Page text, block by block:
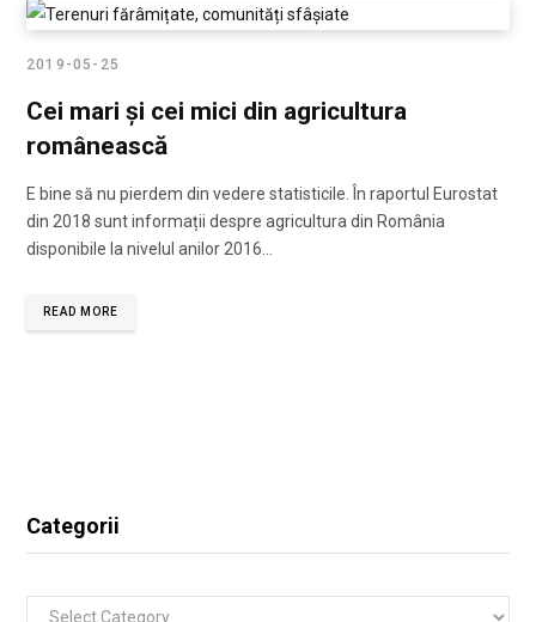
2019-05-25
Cei mari și cei mici din agricultura
românească
E bine să nu pierdem din vedere statisticile. În raportul Eurostat
din 2018 sunt informații despre agricultura din România
disponibile la nivelul anilor 2016…
READ MORE
Categorii
Categorii